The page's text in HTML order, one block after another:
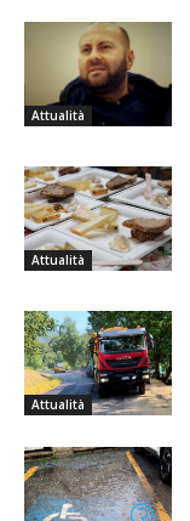
Attualità
Attualità
Attualità